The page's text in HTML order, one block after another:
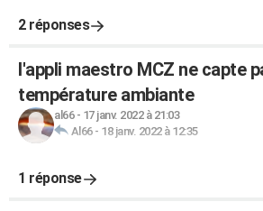
2 réponses
l'appli maestro MCZ ne capte
température ambiante
al66- 17 janv. 2022 à 21:03
Al66- 18 janv. 2022 à 12:35
1 réponse